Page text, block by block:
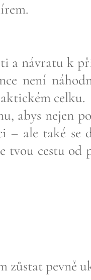
a návratu k
není
celku.
abys nejen
– ale také se
tvou cestu od
zůstat pevně